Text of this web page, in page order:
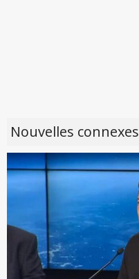
Nouvelles connexes